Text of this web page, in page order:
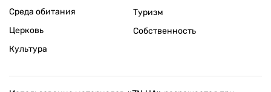
Среда обитания
Церковь
Культура
Туризм
Собственность